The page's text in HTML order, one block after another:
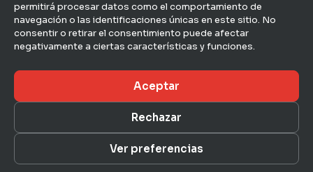
permitirá procesar datos como el comportamiento de
navegación o las identificaciones únicas en este sitio. No
consentir o retirar el consentimiento puede afectar
negativamente a ciertas características y funciones.
Aceptar
Rechazar
Ver preferencias
CONTACTO
C/ Hernán Cortés, 4 — 1ª
46004 Valencia
fedacova@fedacova.org
© 2026 FEDACOVA · Federación Empresarial de
Agroalimentación de la Comunidad Valenciana
Privacidad